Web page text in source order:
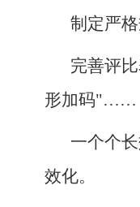
制定严
完善评
形加码"……
一个个
效化。